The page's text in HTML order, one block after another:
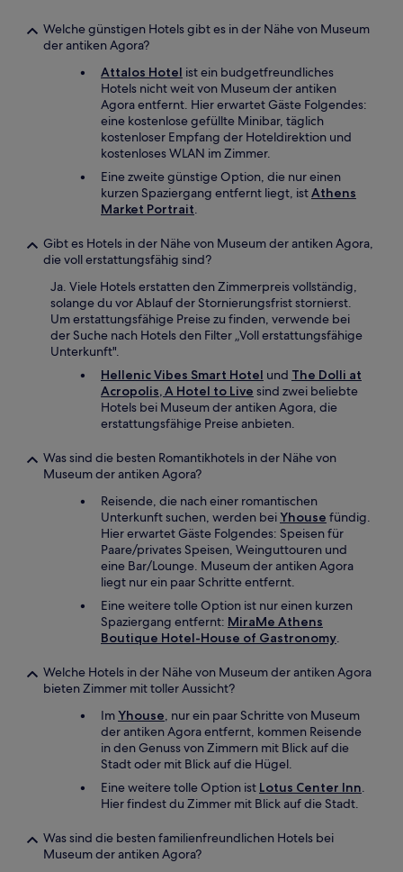
Welche günstigen Hotels gibt es in der Nähe von Museum
der antiken Agora?
Attalos Hotel ist ein budgetfreundliches
Hotels nicht weit von Museum der antiken
Agora entfernt. Hier erwartet Gäste Folgendes:
eine kostenlose gefüllte Minibar, täglich
kostenloser Empfang der Hoteldirektion und
kostenloses WLAN im Zimmer.
Eine zweite günstige Option, die nur einen
kurzen Spaziergang entfernt liegt, istAthens
Market Portrait.
Gibt es Hotels in der Nähe von Museum der antiken Agora,
die voll erstattungsfähig sind?
Ja. Viele Hotels erstatten den Zimmerpreis vollständig,
solange du vor Ablauf der Stornierungsfrist stornierst.
Um erstattungsfähige Preise zu finden, verwende bei
der Suche nach Hotels den Filter „Voll erstattungsfähige
Unterkunft".
Hellenic Vibes Smart Hotel und The Dolli at
Acropolis, A Hotel to Live sind zwei beliebte
Hotels bei Museum der antiken Agora, die
erstattungsfähige Preise anbieten.
Was sind die besten Romantikhotels in der Nähe von
Museum der antiken Agora?
Reisende, die nach einer romantischen
Unterkunft suchen, werden beiYhouse fündig.
Hier erwartet Gäste Folgendes: Speisen für
Paare/privates Speisen, Weinguttouren und
eine Bar/Lounge. Museum der antiken Agora
liegt nur ein paar Schritte entfernt.
Eine weitere tolle Option ist nur einen kurzen
Spaziergang entfernt: MiraMe Athens
Boutique Hotel-House of Gastronomy.
Welche Hotels in der Nähe von Museum der antiken Agora
bieten Zimmer mit toller Aussicht?
ImYhouse, nur ein paar Schritte von Museum
der antiken Agora entfernt, kommen Reisende
in den Genuss von Zimmern mit Blick auf die
Stadt oder mit Blick auf die Hügel.
Eine weitere tolle Option ist Lotus Center Inn.
Hier findest du Zimmer mit Blick auf die Stadt.
Was sind die besten familienfreundlichen Hotels bei
Museum der antiken Agora?